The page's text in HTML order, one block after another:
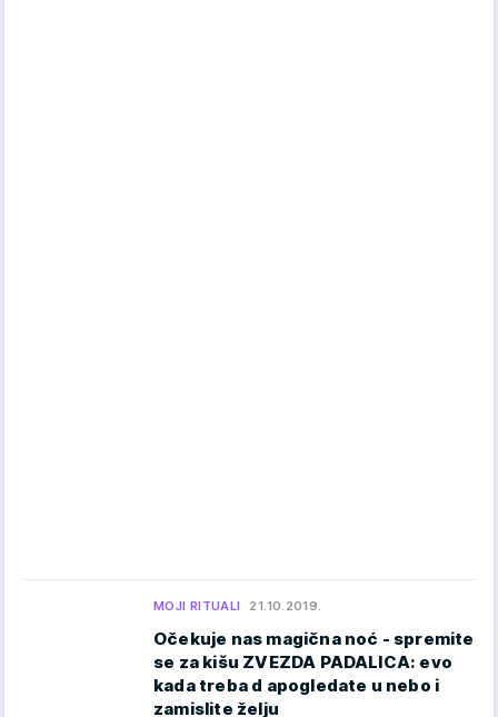
MOJI RITUALI 21.10.2019.
Očekuje nas magična noć - spremite
se za kišu ZVEZDA PADALICA: evo
kada treba d apogledate u nebo i
zamislite želju